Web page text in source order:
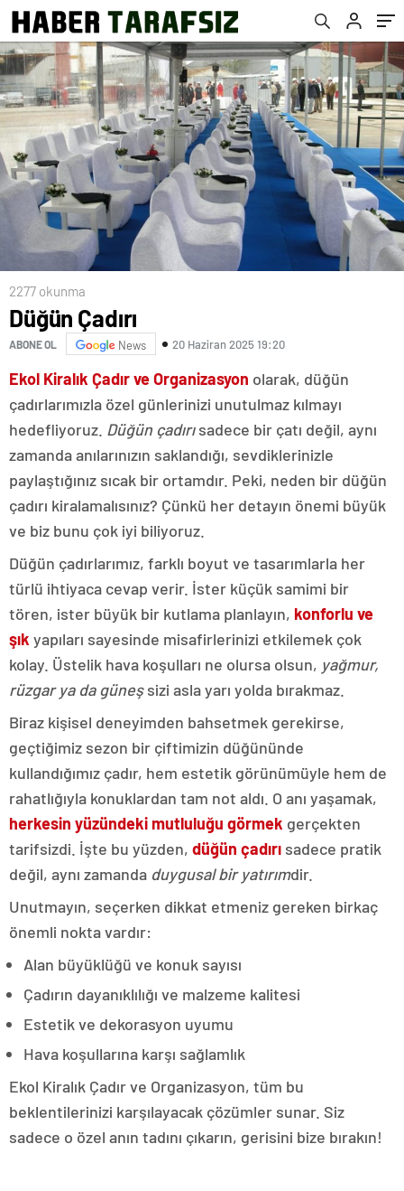
2277 okunma
Düğün Çadırı
ABONE OL News 20 Haziran 2025 19:20
Ekol Kiralık Çadır ve Organizasyon olarak, düğün
çadırlarımızla özel günlerinizi unutulmaz kılmayı
hedefliyoruz. Düğün çadırısadece bir çatı değil, aynı
zamanda anılarınızın saklandığı, sevdiklerinizle
paylaştığınız sıcak bir ortamdır. Peki, neden bir düğün
çadırı kiralamalısınız? Çünkü her detayın önemi büyük
ve biz bunu çok iyi biliyoruz.
Düğün çadırlarımız, farklı boyut ve tasarımlarla her
türlü ihtiyaca cevap verir. İster küçük samimi bir
tören, ister büyük bir kutlama planlayın, konforlu ve
şık yapıları sayesinde misafirlerinizi etkilemek çok
kolay. Üstelik hava koşulları ne olursa olsun, yağmur,
rüzgar ya da güneşsizi asla yarı yolda bırakmaz.
Biraz kişisel deneyimden bahsetmek gerekirse,
geçtiğimiz sezon bir çiftimizin düğününde
kullandığımız çadır, hem estetik görünümüyle hem de
rahatlığıyla konuklardan tam not aldı. O anı yaşamak,
herkesin yüzündeki mutluluğu görmek gerçekten
tarifsizdi. İşte bu yüzden, düğün çadırı sadece pratik
değil, aynı zamanda duygusal bir yatırımdir.
Unutmayın, seçerken dikkat etmeniz gereken birkaç
önemli nokta vardır:
Alan büyüklüğü ve konuk sayısı
Çadırın dayanıklılığı ve malzeme kalitesi
Estetik ve dekorasyon uyumu
Hava koşullarına karşı sağlamlık
Ekol Kiralık Çadır ve Organizasyon, tüm bu
beklentilerinizi karşılayacak çözümler sunar. Siz
sadece o özel anın tadını çıkarın, gerisini bize bırakın!